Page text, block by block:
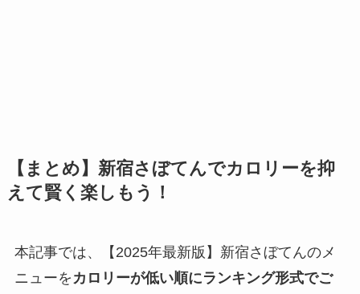
【まとめ】新宿さぼてんでカロリーを抑
えて賢く楽しもう！
本記事では、【2025年最新版】新宿さぼてんのメ
ニューを カロリーが低い順にランキング形式でご